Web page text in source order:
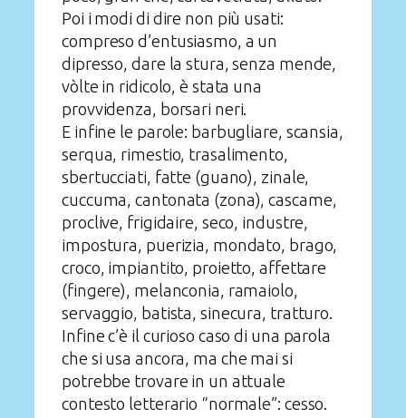
Poi i modi di dire non più usati:
compreso d’entusiasmo, a un
dipresso, dare la stura, senza mende,
vòlte in ridicolo, è stata una
provvidenza, borsari neri.
E infine le parole: barbugliare, scansia,
serqua, rimestio, trasalimento,
sbertucciati, fatte (guano), zinale,
cuccuma, cantonata (zona), cascame,
proclive, frigidaire, seco, industre,
impostura, puerizia, mondato, brago,
croco, impiantito, proietto, affettare
(fingere), melanconia, ramaiolo,
servaggio, batista, sinecura, tratturo.
Infine c’è il curioso caso di una parola
che si usa ancora, ma che mai si
potrebbe trovare in un attuale
contesto letterario “normale”: cesso.